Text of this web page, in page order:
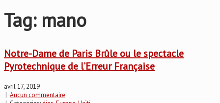
Tag: mano
Notre-Dame de Paris Brûle ou le spectacle
Pyrotechnique de l’Erreur Française
avril 17, 2019
| Aucun commentaire